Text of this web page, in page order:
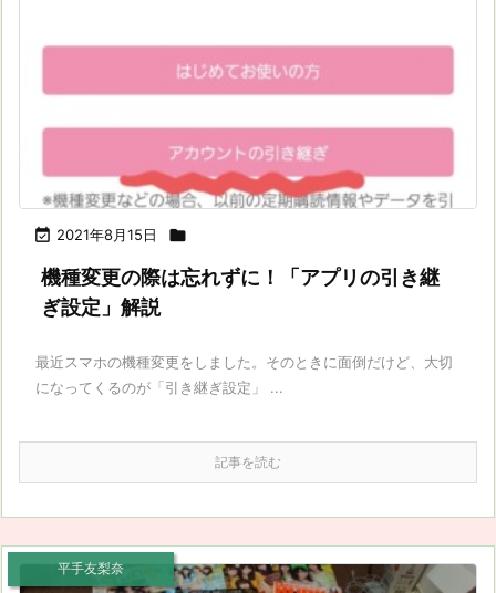
 2021年8月15日 
機種変更の際は忘れずに！「アプリの引き継
ぎ設定」解説
最近スマホの機種変更をしました。そのときに面倒だけど、大切
になってくるのが「引き継ぎ設定」 ...
記事を読む
平手友梨奈